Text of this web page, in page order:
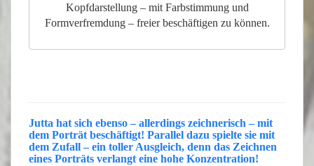
Kopfdarstellung – mit Farbstimmung und
Formverfremdung – freier beschäftigen zu können.
Jutta hat sich ebenso – allerdings zeichnerisch – mit
dem Porträt beschäftigt! Parallel dazu spielte sie mit
dem Zufall – ein toller Ausgleich, denn das Zeichnen
eines Porträts verlangt eine hohe Konzentration!